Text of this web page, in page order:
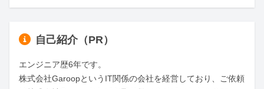
自己紹介（PR）
エンジニア歴6年です。
株式会社GaroopというIT関係の会社を経営しており、ご依頼